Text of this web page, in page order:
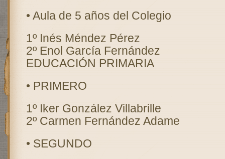
• Aula de 5 años del Colegio
1º Inés Méndez Pérez
2º Enol García Fernández
EDUCACIÓN PRIMARIA
• PRIMERO
1º Iker González Villabrille
2º Carmen Fernández Adame
• SEGUNDO